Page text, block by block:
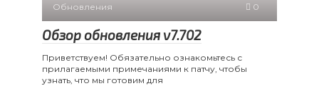
Обновления 0
Обзор обновления v7.702
Приветствуем! Обязательно ознакомьтесь с
прилагаемыми примечаниями к патчу, чтобы
узнать, что мы готовим для